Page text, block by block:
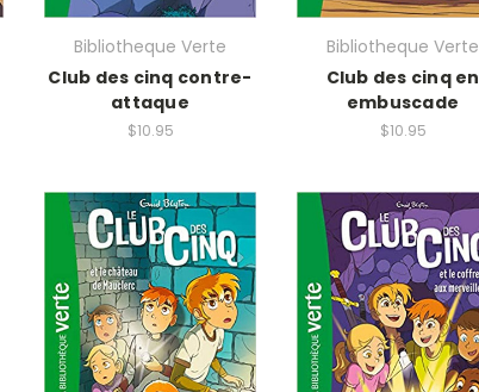
Bibliotheque Verte
Club des cinq contre-
attaque
$10.95
Bibliotheque Verte
Club des cinq en
embuscade
$10.95